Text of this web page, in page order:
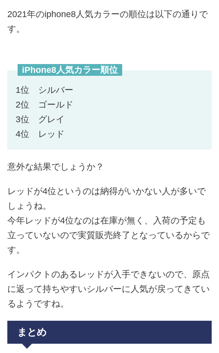
2021年のiphone8人気カラーの順位は以下の通りで
す。
iPhone8人気カラー順位
1位 シルバー
2位 ゴールド
3位 グレイ
4位 レッド
意外な結果でしょうか？
レッドが4位というのは納得がいかない人が多いで
しょうね。
今年レッドが4位なのは在庫が無く、入荷の予定も
立っていないので実質販売終了となっているからで
す。
インパクトのあるレッドが入手できないので、原点
に返って持ちやすいシルバーに人気が戻ってきてい
るようですね。
まとめ